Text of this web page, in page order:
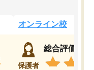
オンライン校
保護者
総合評価